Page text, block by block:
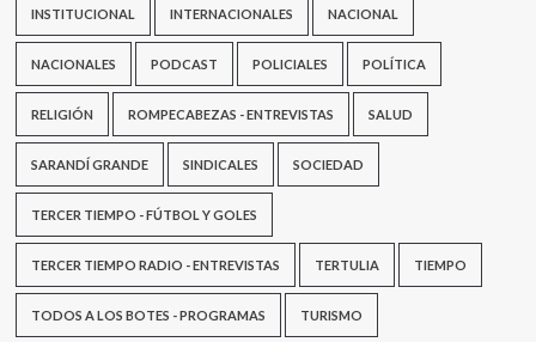
INSTITUCIONAL INTERNACIONALES NACIONAL
NACIONALES PODCAST POLICIALES POLÍTICA
RELIGIÓN ROMPECABEZAS - ENTREVISTAS SALUD
SARANDÍ GRANDE SINDICALES SOCIEDAD
TERCER TIEMPO - FÚTBOL Y GOLES
TERCER TIEMPO RADIO - ENTREVISTAS TERTULIA TIEMPO
TODOS A LOS BOTES - PROGRAMAS TURISMO